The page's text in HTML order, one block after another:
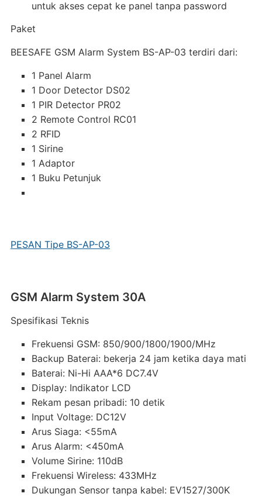
untuk akses cepat ke panel tanpa password
Paket
BEESAFE GSM Alarm System BS-AP-03 terdiri dari:
1 Panel Alarm
1 Door Detector DS02
1 PIR Detector PR02
2 Remote Control RC01
2 RFID
1 Sirine
1 Adaptor
1 Buku Petunjuk
PESAN Tipe BS-AP-03
GSM Alarm System 30A
Spesifikasi Teknis
Frekuensi GSM: 850/900/1800/1900/MHz
Backup Baterai: bekerja 24 jam ketika daya mati
Baterai: Ni-Hi AAA*6 DC7.4V
Display: Indikator LCD
Rekam pesan pribadi: 10 detik
Input Voltage: DC12V
Arus Siaga: <55mA
Arus Alarm: <450mA
Volume Sirine: 110dB
Frekuensi Wireless: 433MHz
Dukungan Sensor tanpa kabel: EV1527/300K